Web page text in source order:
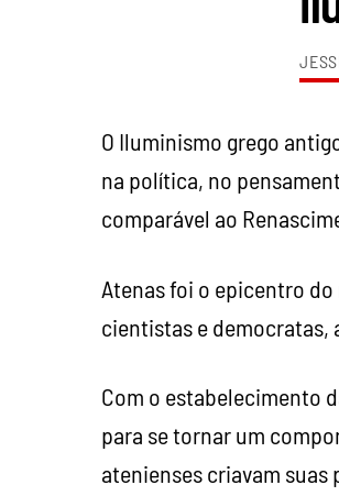
O Iluminismo grego
na política, no
comparável ao
Atenas foi o epicentro
cientistas e democratas,
Com o estabelecimento
para se tornar um
atenienses criavam